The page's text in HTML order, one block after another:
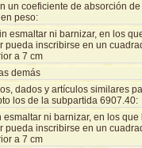
un coeficiente de absorción
peso:
esmaltar ni barnizar, en los
pueda inscribirse en un
a 7 cm
demás
dados y artículos similares
los de la subpartida 6907.40:
esmaltar ni barnizar, en los que
pueda inscribirse en un
a 7 cm